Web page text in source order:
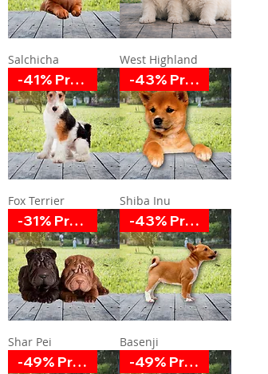
Salchicha West Highland
-41% Promoción
Fox Terrier
-43% Promoción
Shiba Inu
-31% Promoción
Shar Pei
-43% Promoción
Basenji
-49% Promoción -49% Promoción